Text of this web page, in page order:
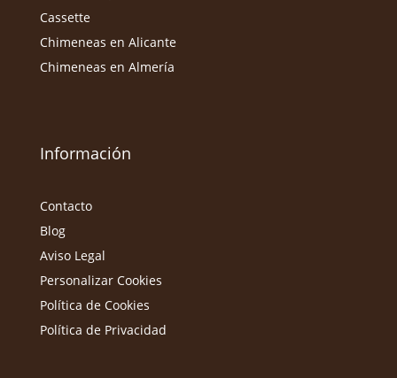
Cassette
Chimeneas en Alicante
Chimeneas en Almería
Información
Contacto
Blog
Aviso Legal
Personalizar Cookies
Política de Cookies
Política de Privacidad